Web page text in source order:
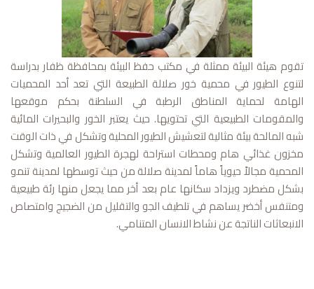
تقوم هيئة البيئة ممثلة في مكتب حفظ البيئة بمحافظة ظفار بدراسة
لتنوع الطيور في محمية خور صلالة الطبيعة التي تعد أحد المحميات
الهامة لحماية المناطق الرطبة في السلطنة بحكم موقعها
والمقومات الطبيعية التي تحتويها. حيث يعتبر الخور والبحيرات المائية
شبه المالحة بيئة مثالية لتعشيش الطيور المحلية وتشكل في ذات الوقت
مخزون غذائي هام ومحطات استراحة لهجرة الطيور العالمية وتشكل
المحمية مجالاً حيوياً هاماً لمدينة صلالة من حيث توسطها لمدينة تنمو
بشكل مضطرد ويزداد سكانها عام بعد أخر مما يجعل منها رئة طبيعية
ومتنفس أخضر يساهم في تلطيف الجو والتقليل من الضجيج وامتصاص
الانبعاثات الناتجة عن نشاط الانسان المتنامي.